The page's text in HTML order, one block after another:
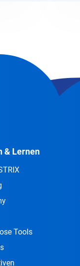
& Lernen
Tools